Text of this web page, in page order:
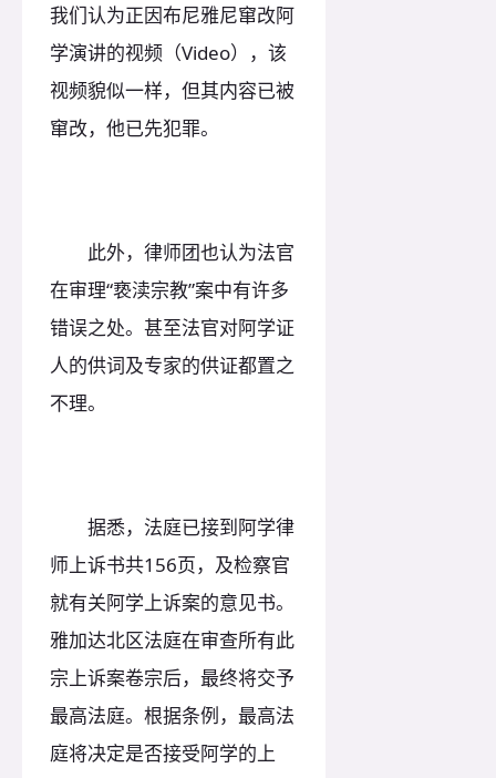
我们认为正因布尼雅尼窜改阿
学演讲的视频（Video），该
视频貌似一样，但其内容已被
窜改，他已先犯罪。
此外，律师团也认为法官
在审理“亵渎宗教”案中有许多
错误之处。甚至法官对阿学证
人的供词及专家的供证都置之
不理。
据悉，法庭已接到阿学律
师上诉书共156页，及检察官
就有关阿学上诉案的意见书。
雅加达北区法庭在审查所有此
宗上诉案卷宗后，最终将交予
最高法庭。根据条例，最高法
庭将决定是否接受阿学的上